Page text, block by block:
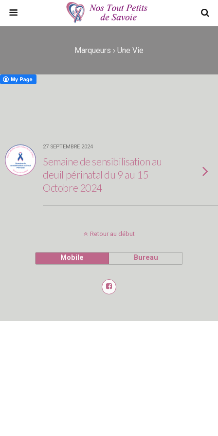
Marqueurs › Une Vie
27 SEPTEMBRE 2024
Semaine de sensibilisation au
deuil périnatal du 9 au 15
Octobre 2024
Retour au début
Mobile Bureau